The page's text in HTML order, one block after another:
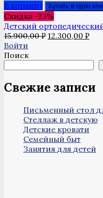
В корзину Купить в один
Скидка -23%
Детский
15.900,00₽ 12.300,00 ₽
Войти
Поиск
Свежие записи
Письменный стол
Стеллаж в детскую
Детские кровати
Семейный быт
Занятия для детей